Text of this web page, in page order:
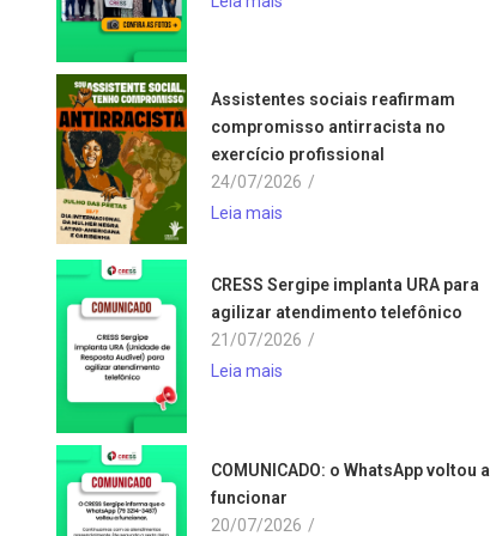
Assistentes sociais reafirmam
compromisso antirracista no
exercício profissional
24/07/2026 /
Leia mais
CRESS Sergipe implanta URA para
agilizar atendimento telefônico
21/07/2026 /
Leia mais
COMUNICADO: o WhatsApp voltou a
funcionar
20/07/2026 /